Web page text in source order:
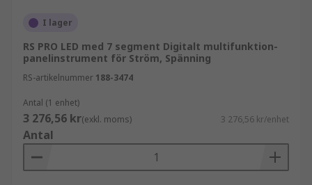
I lager
RS PRO LED med 7 segment Digitalt multifunktion-
panelinstrument för Ström, Spänning
RS-artikelnummer 188-3474
Antal (1 enhet)
3 276,56 kr(exkl. moms) 3 276,56 kr/enhet
Antal